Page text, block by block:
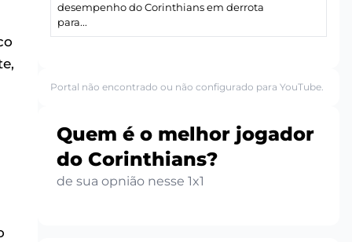
desempenho do Corinthians em derrota
para...
Portal não encontrado ou não configurado para YouTube.
Quem é o melhor jogador
do Corinthians?
de sua opnião nesse 1x1